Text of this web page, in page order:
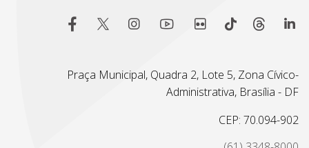
Praça Municipal, Quadra 2, Lote 5, Zona Cívico-
Administrativa, Brasília - DF
CEP: 70.094-902